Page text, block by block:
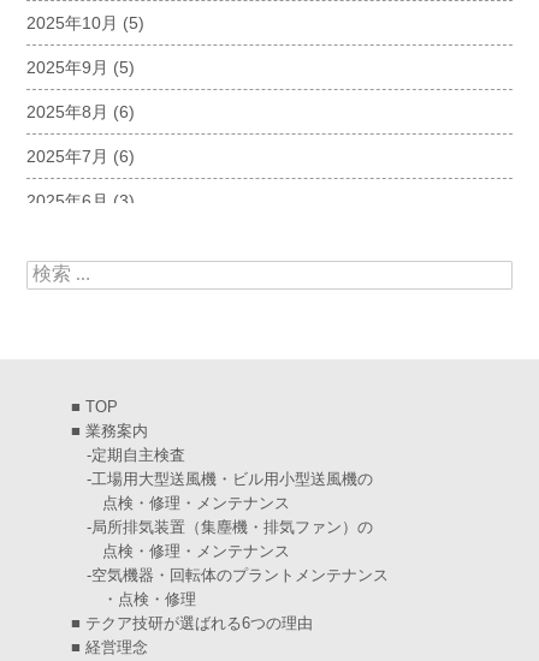
2025年10月 (5)
2025年9月 (5)
2025年8月 (6)
2025年7月 (6)
2025年6月 (3)
2025年4月(5)
2025年1月(7)
2024年12月(4)
2024年11月(6)
2024年10月(5)
2024年9月(4)
2024年8月(5)
検索:
■ TOP
■ 業務案内
-定期自主検査
-工場用大型送風機・ビル用小型送風機の
点検・修理・メンテナンス
-局所排気装置（集塵機・排気ファン）の
点検・修理・メンテナンス
-空気機器・回転体のプラントメンテナンス
・点検・修理
■ テクア技研が選ばれる6つの理由
■ 経営理念